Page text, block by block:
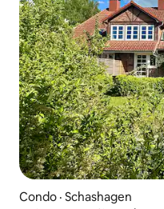
Condo · Schashagen